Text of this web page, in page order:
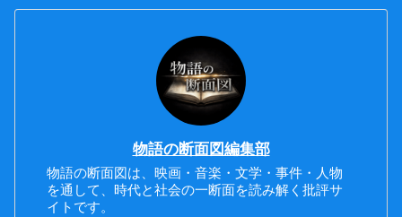
物語の断面図編集部
物語の断面図は、映画・音楽・文学・事件・人物
を通して、時代と社会の一断面を読み解く批評サ
イトです。